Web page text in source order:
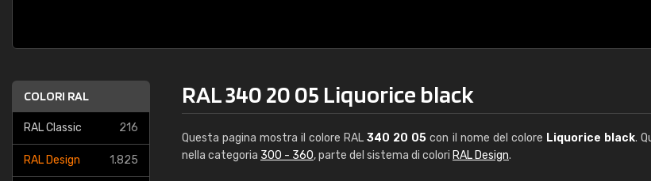
COLORI RAL
RAL Classic 216
RAL Design 1.825
RAL 340 20 05 Liquorice black
Questa pagina mostra il colore RAL340 20 05 con il nome del colore Liquorice black.
nella categoria 300 - 360, parte del sistema di colori RAL Design.